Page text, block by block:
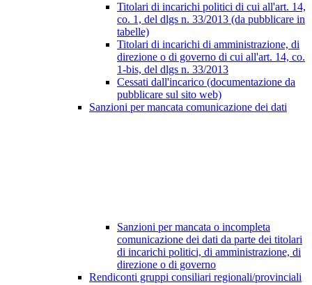
Titolari di incarichi politici di cui all'art. 14,
co. 1, del dlgs n. 33/2013 (da pubblicare in
tabelle)
Titolari di incarichi di amministrazione, di
direzione o di governo di cui all'art. 14, co.
1-bis, del dlgs n. 33/2013
Cessati dall'incarico (documentazione da
pubblicare sul sito web)
Sanzioni per mancata comunicazione dei dati
Sanzioni per mancata o incompleta
comunicazione dei dati da parte dei titolari
di incarichi politici, di amministrazione, di
direzione o di governo
Rendiconti gruppi consiliari regionali/provinciali